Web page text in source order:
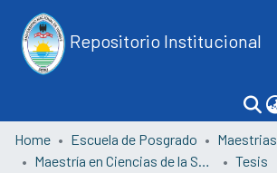
Repositorio Institucional
Home Escuela de Posgrado
Maestrias
Maestría en Ciencias de la Salud con mención en Salud Familiar y Comunitaria
Tesis